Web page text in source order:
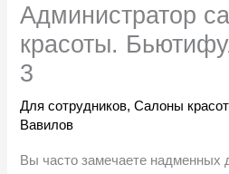
Администратор
красоты.
3
Для сотрудников,Салоны
Вавилов
Вы часто замечаете надменных